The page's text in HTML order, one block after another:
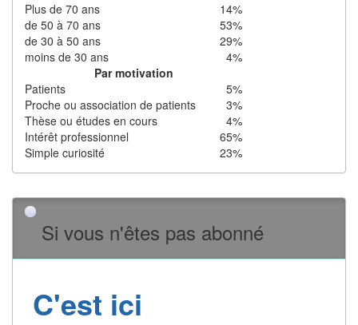
Plus de 70 ans
14%
de 50 à 70 ans
53%
de 30 à 50 ans
29%
moins de 30 ans
4%
Par motivation
Patients
5%
Proche ou association de patients
3%
Thèse ou études en cours
4%
Intérêt professionnel
65%
Simple curiosité
23%
Si vous n'êtes pas abonné
C'est ici